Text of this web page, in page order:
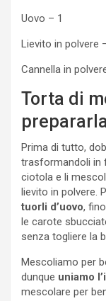
Uovo – 1
Lievito in polvere
Cannella in
Torta di
Prima di tutto,
trasformandoli in
ciotola e li
lievito in polvere.
tuorli d’uovo,
le carote
senza togliere la
Mescoliamo per
dunque uniamo
mescolare per